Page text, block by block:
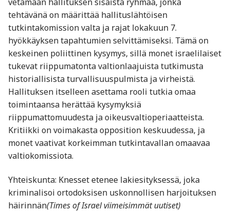
tehtävänä on määrittää hallituslähtöisen
tutkintakomission valta ja rajat lokakuun 7.
hyökkäyksen tapahtumien selvittämiseksi. Tämä on
keskeinen poliittinen kysymys, sillä monet israelilaiset
tukevat riippumatonta valtionlaajuista tutkimusta
historiallisista turvallisuuspulmista ja virheistä.
Hallituksen itselleen asettama rooli tutkia omaa
toimintaansa herättää kysymyksiä
riippumattomuudesta ja oikeusvaltioperiaatteista.
Kritiikki on voimakasta opposition keskuudessa, ja
monet vaativat korkeimman tutkintavallan omaavaa
valtiokomissiota.
Yhteiskunta: Knesset etenee lakiesityksessä, joka
kriminalisoi ortodoksisen uskonnollisen harjoituksen
häirinnän(Times of Israel viimeisimmät uutiset)